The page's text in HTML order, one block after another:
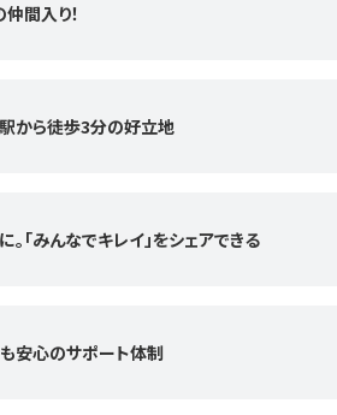
間入り！
から徒歩3分の好立地
「みんなでキレイ」をシェアできる
安心のサポート体制